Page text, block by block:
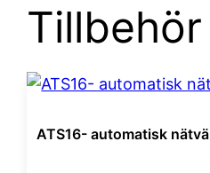
Tillbehör
ATS16- automatisk